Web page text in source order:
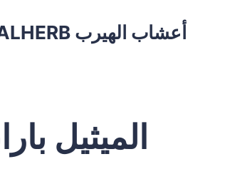
أعشاب الهيرب ALHERB